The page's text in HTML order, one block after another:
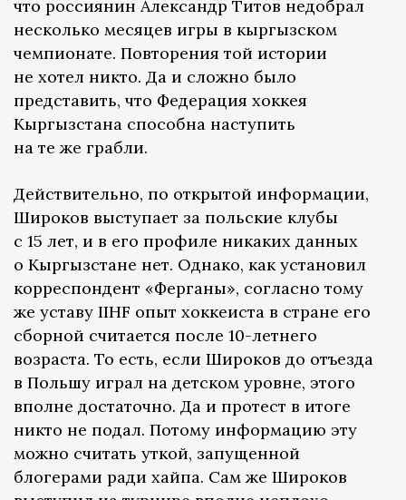
что россиянин Александр Титов недобрал
несколько месяцев игры в кыргызском
чемпионате. Повторения той истории
не хотел никто. Да и сложно было
представить, что Федерация хоккея
Кыргызстана способна наступить
на те же грабли.
Действительно, по открытой информации,
Широков выступает за польские клубы
с 15 лет, и в его профиле никаких данных
о Кыргызстане нет. Однако, как установил
корреспондент «Ферганы», согласно тому
же уставу IIHF опыт хоккеиста в стране его
сборной считается после 10-летнего
возраста. То есть, если Широков до отъезда
в Польшу играл на детском уровне, этого
вполне достаточно. Да и протест в итоге
никто не подал. Потому информацию эту
можно считать уткой, запущенной
блогерами ради хайпа. Сам же Широков